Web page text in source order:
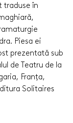
traduse în
Piesa ei
prezentată sub
de Teatru de la
Franța,
Solitaires